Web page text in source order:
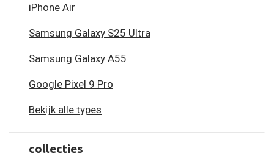
iPhone Air
Samsung Galaxy S25 Ultra
Samsung Galaxy A55
Google Pixel 9 Pro
Bekijk alle types
collecties